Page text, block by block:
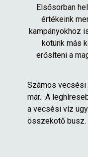
Elsősorban
értékeink
kampányokhoz
kötünk más
erősíteni a
Számos vecsési
már. A
a vecsési víz
összekötő busz.